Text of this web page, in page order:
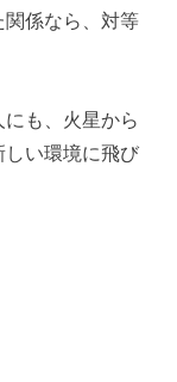
係なら、対等
も、火星から
い環境に飛び